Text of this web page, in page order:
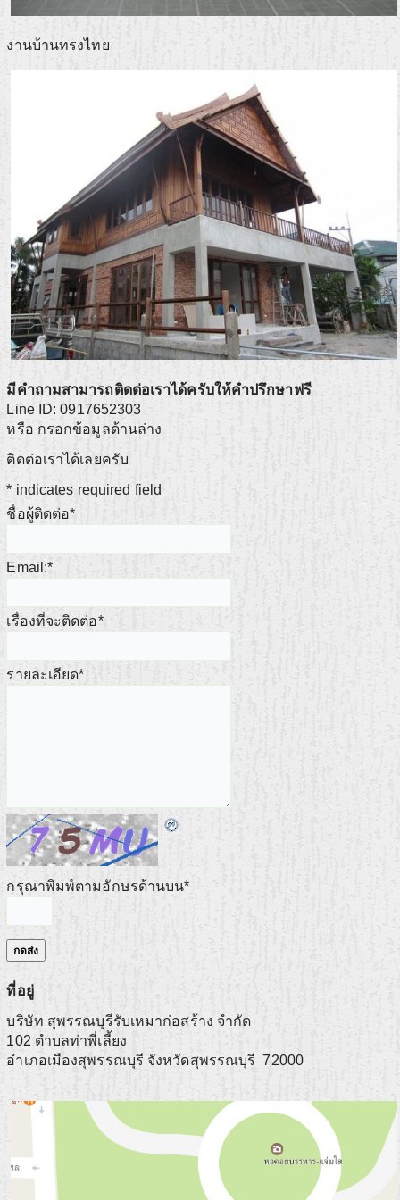
งานบ้านทรงไทย
มีคำถามสามารถติดต่อเราได้ครับให้คำปรึกษาฟรี
Line ID: 0917652303
หรือ กรอกข้อมูลด้านล่าง
ติดต่อเราได้เลยครับ
* indicates required field
ชื่อผู้ติดต่อ*
Email:*
เรื่องที่จะติดต่อ*
รายละเอียด*
กรุณาพิมพ์ตามอักษรด้านบน*
ที่อยู่
บริษัท สุพรรณบุรีรับเหมาก่อสร้าง จำกัด
102 ตำบลท่าพี่เลี้ยง
อำเภอเมืองสุพรรณบุรี จังหวัดสุพรรณบุรี 72000